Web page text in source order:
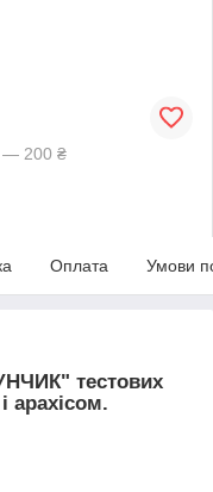
— 200 ₴
Оплата Умови
тестових